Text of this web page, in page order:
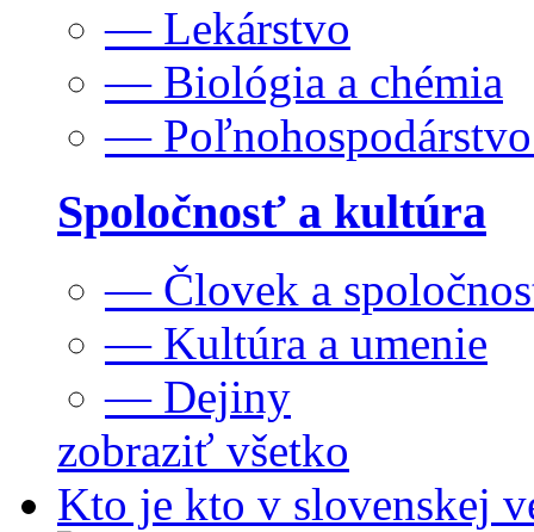
— Lekárstvo
— Biológia a chémia
—
Spoločnosť a kultúra
— Človek a
— Kultúra a umenie
— Dejiny
zobraziť všetko
Kto je kto v slovenskej